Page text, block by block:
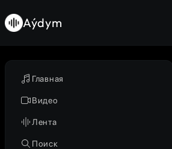
Главная
Видео
Лента
Поиск
Aýdym